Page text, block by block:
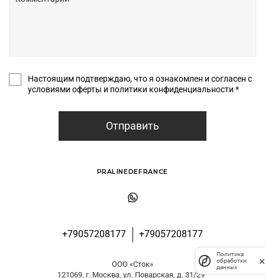
Настоящим подтверждаю, что я ознакомлен и согласен с
условиями оферты и политики конфиденциальности *
Отправить
+79057208177 +79057208177
PRALINEDEFRANCE
ООО «Сток»
121069, г. Москва, ул. Поварская, д. 31/29
Политика
обработки
данных